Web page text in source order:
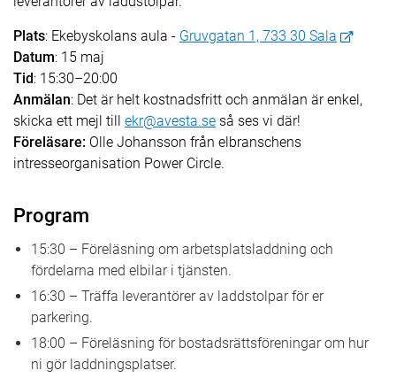
Plats: Ekebyskolans aula - Gruvgatan 1, 733 30 Sala
Datum: 15 maj
Tid: 15:30–20:00
Anmälan: Det är helt kostnadsfritt och anmälan är enkel,
skicka ett mejl till ekr@avesta.se så ses vi där!
Föreläsare: Olle Johansson från elbranschens
intresseorganisation Power Circle.
Program
15:30 – Föreläsning om arbetsplatsladdning och
fördelarna med elbilar i tjänsten.
16:30 – Träffa leverantörer av laddstolpar för er
parkering.
18:00 – Föreläsning för bostadsrättsföreningar om hur
ni gör laddningsplatser.